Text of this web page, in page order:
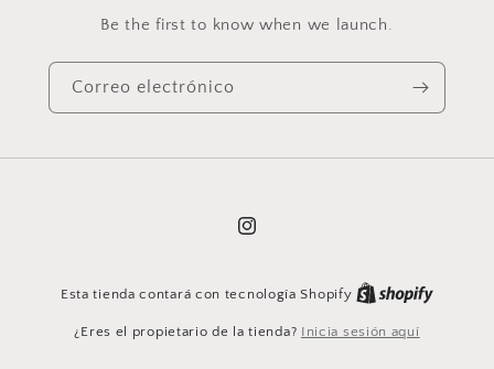
Be the first to know when we launch.
Correo electrónico
Instagram
Esta tienda contará con tecnología Shopify
¿Eres el propietario de la tienda? Inicia sesión aquí